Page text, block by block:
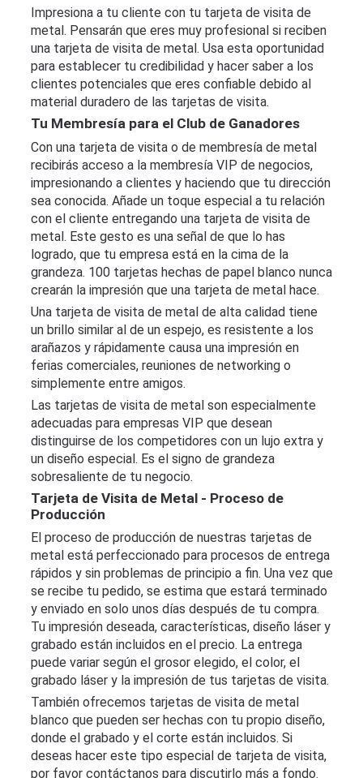
Impresiona a tu cliente con tu tarjeta de visita de
metal. Pensarán que eres muy profesional si reciben
una tarjeta de visita de metal. Usa esta oportunidad
para establecer tu credibilidad y hacer saber a los
clientes potenciales que eres confiable debido al
material duradero de las tarjetas de visita.
Tu Membresía para el Club de Ganadores
Con una tarjeta de visita o de membresía de metal
recibirás acceso a la membresía VIP de negocios,
impresionando a clientes y haciendo que tu dirección
sea conocida. Añade un toque especial a tu relación
con el cliente entregando una tarjeta de visita de
metal. Este gesto es una señal de que lo has
logrado, que tu empresa está en la cima de la
grandeza. 100 tarjetas hechas de papel blanco nunca
crearán la impresión que una tarjeta de metal hace.
Una tarjeta de visita de metal de alta calidad tiene
un brillo similar al de un espejo, es resistente a los
arañazos y rápidamente causa una impresión en
ferias comerciales, reuniones de networking o
simplemente entre amigos.
Las tarjetas de visita de metal son especialmente
adecuadas para empresas VIP que desean
distinguirse de los competidores con un lujo extra y
un diseño especial. Es el signo de grandeza
sobresaliente de tu negocio.
Tarjeta de Visita de Metal - Proceso de
Producción
El proceso de producción de nuestras tarjetas de
metal está perfeccionado para procesos de entrega
rápidos y sin problemas de principio a fin. Una vez que
se recibe tu pedido, se estima que estará terminado
y enviado en solo unos días después de tu compra.
Tu impresión deseada, características, diseño láser y
grabado están incluidos en el precio. La entrega
puede variar según el grosor elegido, el color, el
grabado láser y la impresión de tus tarjetas de visita.
También ofrecemos tarjetas de visita de metal
blanco que pueden ser hechas con tu propio diseño,
donde el grabado y el corte están incluidos. Si
deseas hacer este tipo especial de tarjeta de visita,
por favor contáctanos para discutirlo más a fondo.